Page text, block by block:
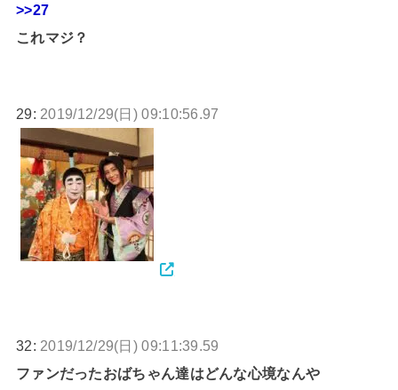
>>27
これマジ？
29: 2019/12/29(日) 09:10:56.97
32: 2019/12/29(日) 09:11:39.59
ファンだったおばちゃん達はどんな心境なんや